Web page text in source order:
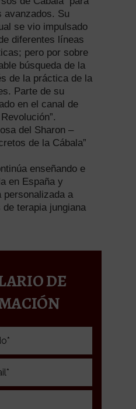
avanzados. Su
se vio impulsado
diferentes líneas
pero por sobre
búsqueda de la
de la práctica de la
Parte de su
en el canal de
del Sharon –
de la Cábala”
enseñando e
en España y
personalizada a
terapia jungiana
DE